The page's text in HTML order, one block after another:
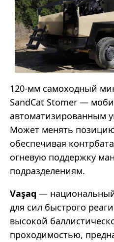
120-мм самоходный
SandCat Stomer —
автоматизированным
Может менять
обеспечивая
огневую поддержку
подразделениям.
Vaşaq —
для сил быстрого
высокой
проходимостью,